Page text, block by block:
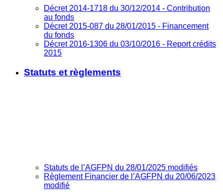
Décret 2014-1718 du 30/12/2014 - Contribution
au fonds
Décret 2015-087 du 28/01/2015 - Financement
du fonds
Décret 2016-1306 du 03/10/2016 - Report crédits
2015
Statuts et règlements
Statuts de l’AGFPN du 28/01/2025 modifiés
Règlement Financier de l’AGFPN du 20/06/2023
modifié